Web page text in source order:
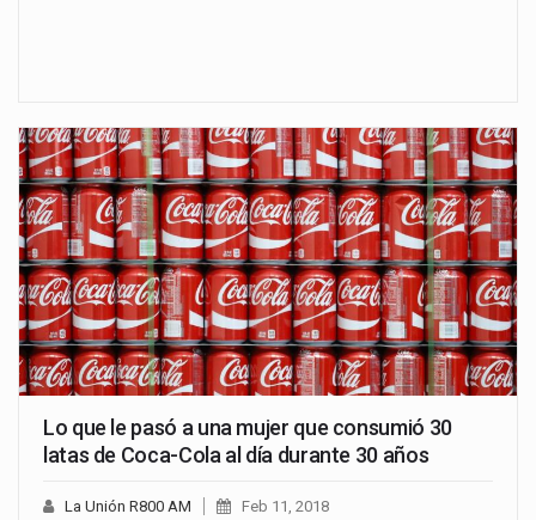
Lo que le pasó a una mujer que consumió 30
latas de Coca-Cola al día durante 30 años
La Unión R800 AM Feb 11, 2018